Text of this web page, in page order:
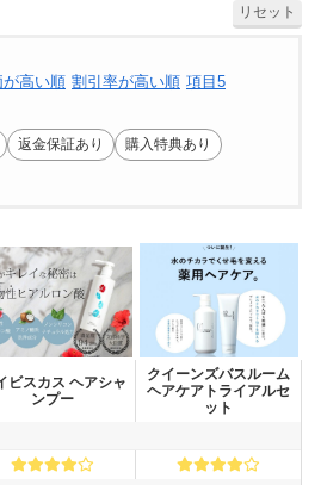
リセット
が高い順 割引率が高い順 項目5
返金保証あり
購入特典あり
ビスカス ヘアシャ
ンプー
クイーンズバスルーム
ヘアケアトライアルセ
ット